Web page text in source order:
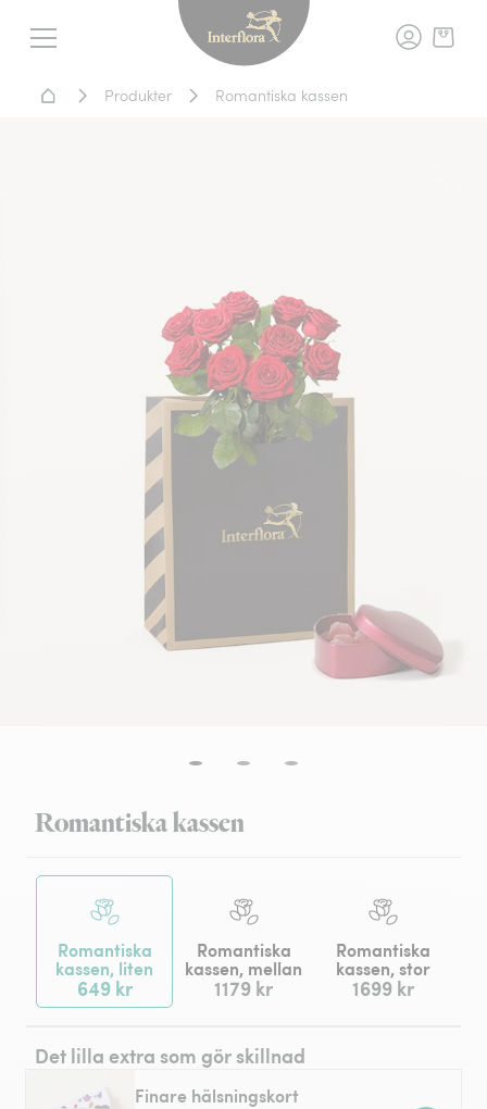
Meny
Interflora -
Hem - Blomsterleverans
Produkter Romantiska kassen
Romantiska kassen
Romantiska
kassen, liten
649 kr
Romantiska
kassen, mellan
1179 kr
Romantiska
kassen, stor
1699 kr
Det lilla extra som gör skillnad
Finare hälsningskort